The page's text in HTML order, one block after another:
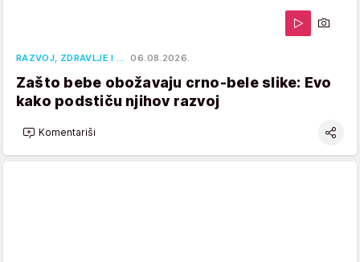
RAZVOJ, ZDRAVLJE I … 06.08.2026.
Zašto bebe obožavaju crno-bele slike: Evo
kako podstiču njihov razvoj
Komentariši